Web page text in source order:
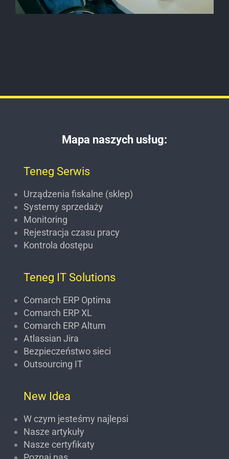
Mapa naszych usług:
Teneg Serwis
Urządzenia fiskalne (sklep)
Systemy sprzedaży
Monitoring
Rejestracja czasu pracy
Kontrola dostępu
Teneg IT Solutions
Comarch ERP Optima
Comarch ERP XL
Comarch ERP Altum
Atlassian Jira
Bezpieczeństwo sieci
Outsourcing IT
New Idea
W czym jesteśmy najlepsi
Nasze artykuły
Nasze certyfikaty